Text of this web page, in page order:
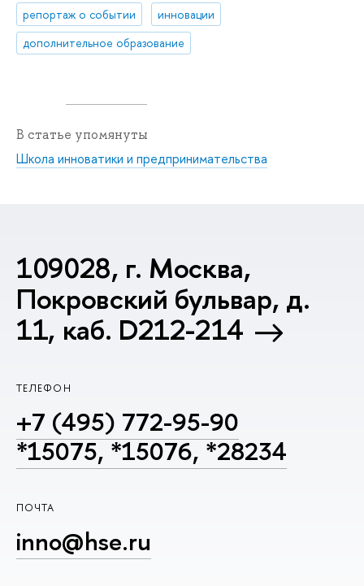
репортаж о событии
инновации
дополнительное образование
В статье упомянуты
Школа инноватики и предпринимательства
109028, г. Москва,
Покровский бульвар, д.
11, каб. D212-214
ТЕЛЕФОН
+7 (495) 772-95-90
*15075, *15076, *28234
ПОЧТА
inno@hse.ru